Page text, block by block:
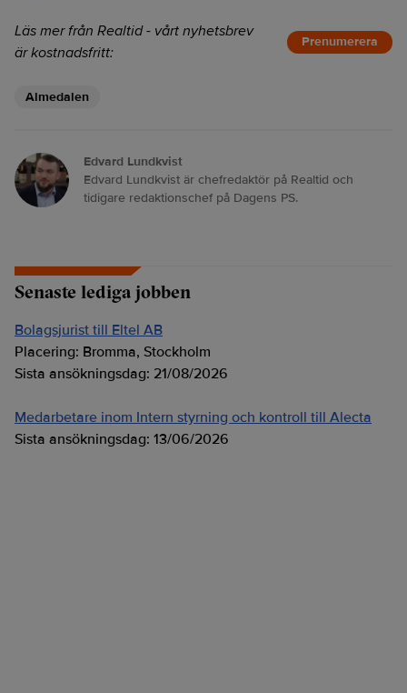
Läs mer från Realtid - vårt nyhetsbrev
är kostnadsfritt:
Prenumerera
Almedalen
Edvard Lundkvist
Edvard Lundkvist är chefredaktör på Realtid och
tidigare redaktionschef på Dagens PS.
Senaste lediga jobben
Bolagsjurist till Eltel AB
Placering: Bromma, Stockholm
Sista ansökningsdag: 21/08/2026
Medarbetare inom Intern styrning och kontroll till Alecta
Sista ansökningsdag: 13/06/2026